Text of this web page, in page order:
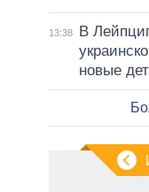
13:38
В
новые